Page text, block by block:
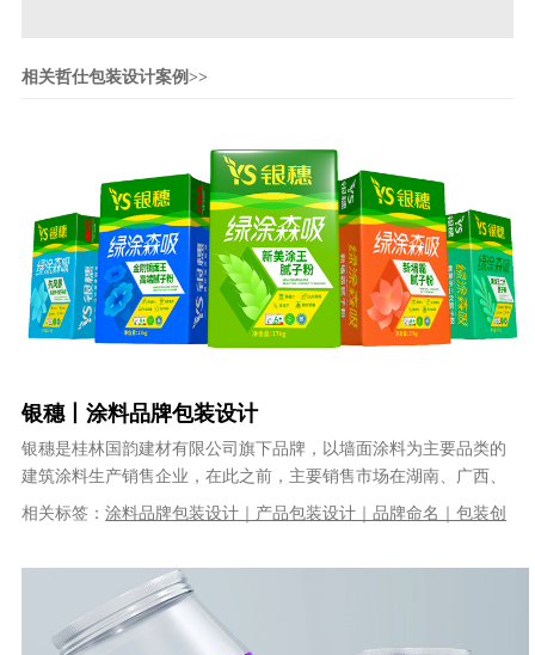
相关哲仕包装设计案例>>
银穗丨涂料品牌包装设计
银穗是桂林国韵建材有限公司旗下品牌，以墙面涂料为主要品类的
建筑涂料生产销售企业，在此之前，主要销售市场在湖南、广西、
福建等地区。从2023年开始，桂林......
相关标签：涂料品牌包装设计｜产品包装设计｜品牌命名｜包装创